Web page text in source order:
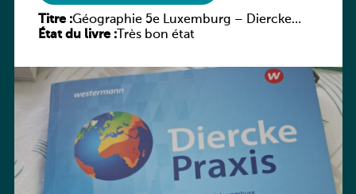
Titre :Géographie 5e Luxemburg – Diercke
Praxis
État du livre :Très bon état